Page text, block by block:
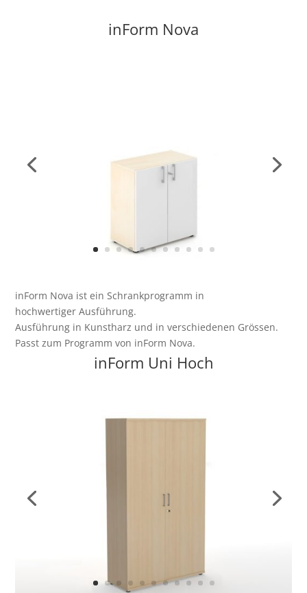
inForm Nova
inForm Nova ist ein Schrankprogramm in
hochwertiger Ausführung.
Ausführung in Kunstharz und in verschiedenen Grössen.
Passt zum Programm von inForm Nova.
inForm Uni Hoch